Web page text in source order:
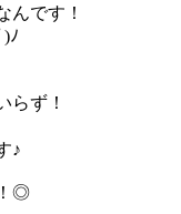
んです！
ﾉ
らず！
♪
◎